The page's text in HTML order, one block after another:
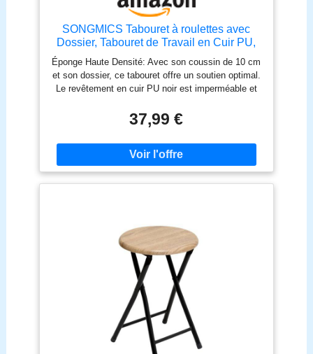
SONGMICS Tabouret à roulettes avec
Dossier, Tabouret de Travail en Cuir PU,
Réglable en Hauteur, Pivotant à 360°, 50 x
50 x 83,5 cm, Noir, pour Salon de Beauté,
Bureau, Collection Activo OSC071B101
Éponge Haute Densité: Avec son coussin de 10 cm
et son dossier, ce tabouret offre un soutien optimal.
Le revêtement en cuir PU noir est imperméable et
Hauteur Assise Réglable: Ajustez facilement le
siège de 45 à 60,5 cm selon vos besoins. Les
roulettes pivotantes à 360° assurent un
déplacement fluide et sans effort autour de votre
espace de travail Tabouret de Travail: Parfait pour
les coiffeurs en salon de beauté, les médecins en
x 83,5 cm, ce siège compact s'adapte aux petits
espaces. La structure avec roulettes silencieuses
supporte jusqu'à 150 kg, garantissant une stabilité
rassurante Assemblage en 20 Minutes: Livré avec
des instructions détaillées, le montage se fait
facilement en 15 à 20 minutes. Profitez rapidement
d'un équipement fiable combinant acier, plastique
PA et contreplaqué
37,99 €